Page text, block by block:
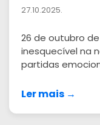
27.10.2025.
26 de outubro
inesquecível na
partidas
Ler mais →